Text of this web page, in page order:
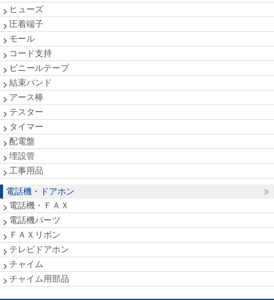
ヒューズ
圧着端子
モール
コード支持
ビニールテープ
結束バンド
アース棒
テスター
タイマー
配電盤
埋設管
工事用品
電話機・ドアホン
電話機・ＦＡＸ
電話機パーツ
ＦＡＸリボン
テレビドアホン
チャイム
チャイム用部品